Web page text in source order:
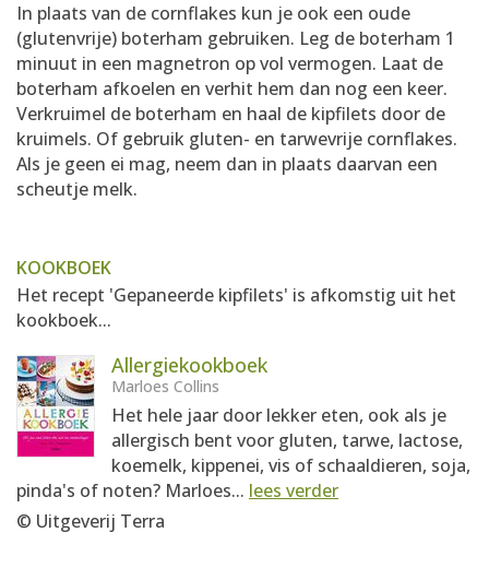
In plaats van de cornflakes kun je ook een oude
(glutenvrije) boterham gebruiken. Leg de boterham 1
minuut in een magnetron op vol vermogen. Laat de
boterham afkoelen en verhit hem dan nog een keer.
Verkruimel de boterham en haal de kipfilets door de
kruimels. Of gebruik gluten- en tarwevrije cornflakes.
Als je geen ei mag, neem dan in plaats daarvan een
scheutje melk.
KOOKBOEK
Het recept 'Gepaneerde kipfilets' is afkomstig uit het
kookboek...
Allergiekookboek
Marloes Collins
Het hele jaar door lekker eten, ook als je
allergisch bent voor gluten, tarwe, lactose,
koemelk, kippenei, vis of schaaldieren, soja,
pinda's of noten? Marloes... lees verder
© Uitgeverij Terra